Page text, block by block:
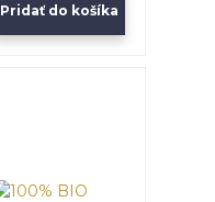
Pridať do košíka